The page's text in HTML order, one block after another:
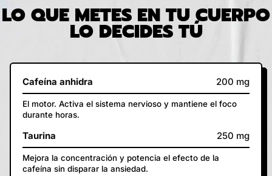
LO QUE METES EN TU CUERPO
LO DECIDES TÚ
Cafeína anhidra 200 mg
El motor. Activa el sistema nervioso y mantiene el foco
durante horas.
Taurina 250 mg
Mejora la concentración y potencia el efecto de la
cafeína sin disparar la ansiedad.